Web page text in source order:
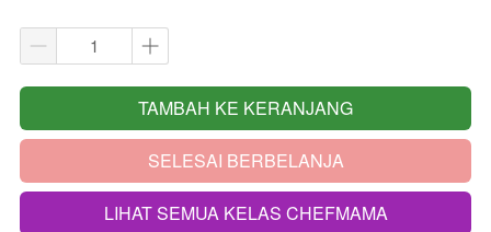
`
TAMBAH KE KERANJANG
`SELESAI BERBELANJA
`LIHAT SEMUA KELAS CHEFMAMA